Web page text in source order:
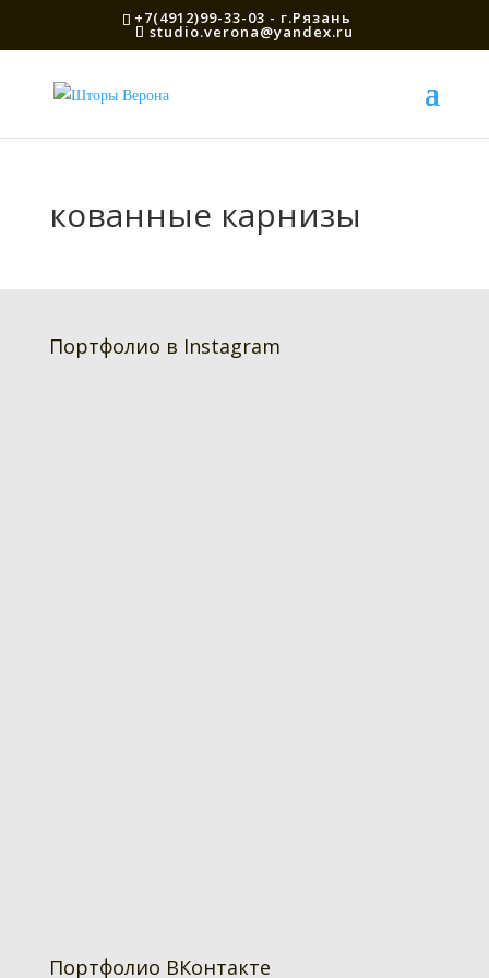
+7(4912)99-33-03 - г.Рязань
studio.verona@yandex.ru
кованные карнизы
Портфолио в Instagram
Портфолио ВКонтакте